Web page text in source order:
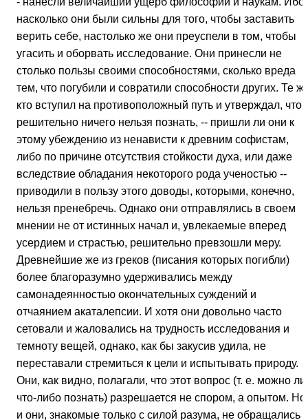
насколько они были сильны для того, чтобы заставить
верить себе, настолько же они преуспели в том, чтобы
угасить и оборвать исследование. Они принесли не
столько пользы своими способностями, сколько вреда
тем, что погубили и совратили способности других. Те
кто вступил на противоположный путь и утверждал, что
решительно ничего нельзя познать, -- пришли ли они к
этому убеждению из ненависти к древним софистам,
либо по причине отсутствия стойкости духа, или даже
вследствие обладания некоторого рода ученостью --
приводили в пользу этого доводы, которыми, конечно,
нельзя пренебречь. Однако они отправлялись в своем
мнении не от истинных начал и, увлекаемые вперед
усердием и страстью, решительно превзошли меру.
Древнейшие же из греков (писания которых погибли)
более благоразумно удерживались между
самонадеянностью окончательных суждений и
отчаянием акаталепсии. И хотя они довольно часто
сетовали и жаловались на трудность исследования и
темноту вещей, однако, как бы закусив удила, не
переставали стремиться к цели и испытывать природу.
Они, как видно, полагали, что этот вопрос (т. е. можно ли
что-либо познать) разрешается не спором, а опытом. Но
и они, знакомые только с силой разума, не обращались к